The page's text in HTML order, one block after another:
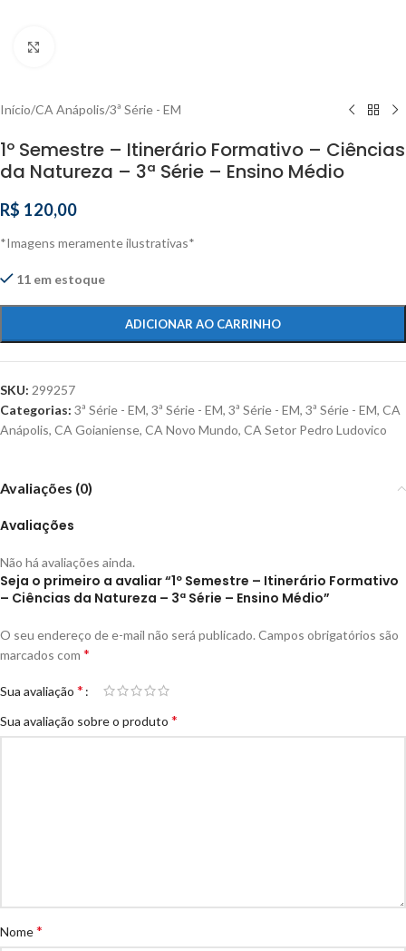
Início/CA Anápolis/3ª Série - EM
1º Semestre – Itinerário Formativo – Ciências
da Natureza – 3ª Série – Ensino Médio
R$ 120,00
*Imagens meramente ilustrativas*
11 em estoque
ADICIONAR AO CARRINHO
SKU: 299257
Categorias: 3ª Série - EM, 3ª Série - EM, 3ª Série - EM, 3ª Série - EM, CA
Anápolis, CA Goianiense, CA Novo Mundo, CA Setor Pedro Ludovico
Avaliações (0)
Avaliações
Não há avaliações ainda.
Seja o primeiro a avaliar “1º Semestre – Itinerário Formativo
– Ciências da Natureza – 3ª Série – Ensino Médio”
O seu endereço de e-mail não será publicado. Campos obrigatórios são
marcados com *
Sua avaliação *
Sua avaliação sobre o produto *
Nome*